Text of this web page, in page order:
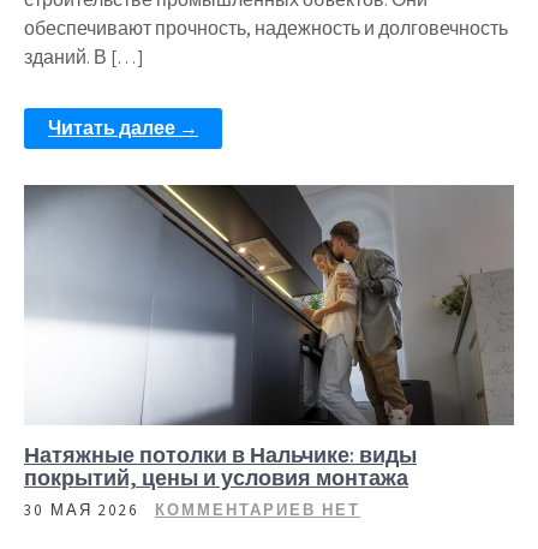
обеспечивают прочность, надежность и долговечность
зданий. В […]
Читать далее →
Натяжные потолки в Нальчике: виды
покрытий, цены и условия монтажа
30 МАЯ 2026 КОММЕНТАРИЕВ НЕТ